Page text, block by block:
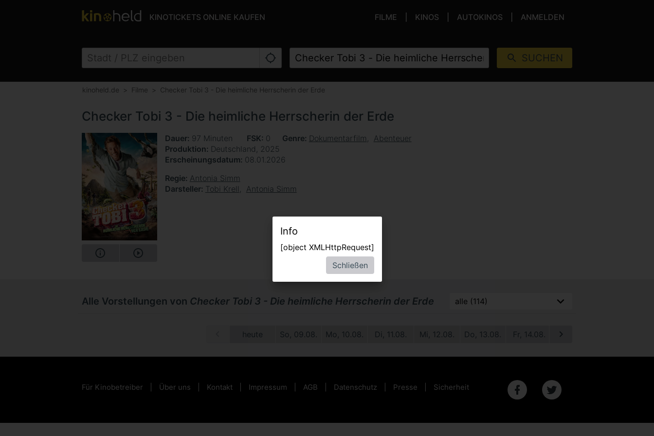
KINOTICKETS ONLINE KAUFEN FILME KINOS AUTOKINOS ANMELDEN
SUCHEN
kinoheld.de Filme Checker Tobi 3 - Die heimliche Herrscherin der Erde
Checker Tobi 3 - Die heimliche Herrscherin der Erde
Dauer 97 Minuten FSK 0 Genre Dokumentarfilm
Abenteuer
Produktion Deutschland, 2025
Erscheinungsdatum 08.01.2026
Regie Antonia Simm
Darsteller Tobi Krell Antonia Simm
Alle Vorstellungen von Checker Tobi 3 - Die heimliche Herrscherin der Erde
heute So, 09.08. Mo, 10.08. Di, 11.08. Mi, 12.08. Do, 13.08. Fr, 14.08. Sa, 15.08.
Für Kinobetreiber Über uns Kontakt Impressum AGB Datenschutz Presse Sicherheit
Info
[object XMLHttpRequest]
Schließen